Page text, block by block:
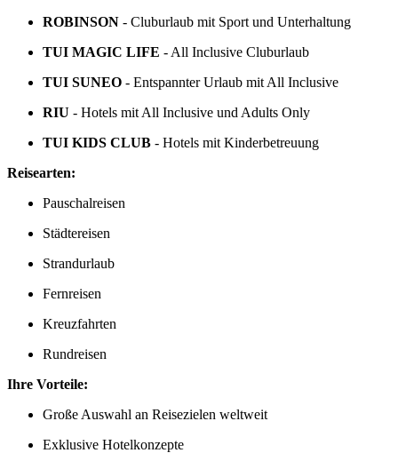
ROBINSON - Cluburlaub mit Sport und Unterhaltung
TUI MAGIC LIFE - All Inclusive Cluburlaub
TUI SUNEO - Entspannter Urlaub mit All Inclusive
RIU - Hotels mit All Inclusive und Adults Only
TUI KIDS CLUB - Hotels mit Kinderbetreuung
Reisearten:
Pauschalreisen
Städtereisen
Strandurlaub
Fernreisen
Kreuzfahrten
Rundreisen
Ihre Vorteile:
Große Auswahl an Reisezielen weltweit
Exklusive Hotelkonzepte